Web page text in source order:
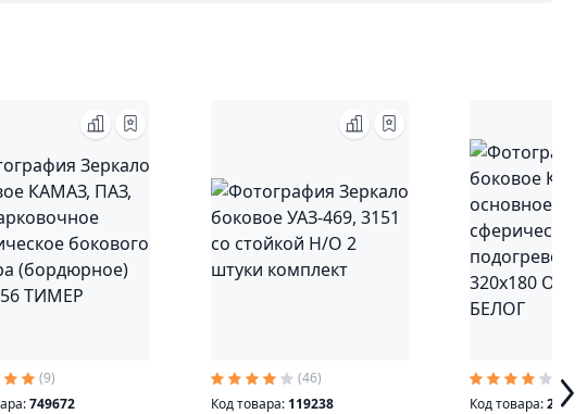
(9)
749672
(46)
Код товара: 119238
(25)
Код товара: